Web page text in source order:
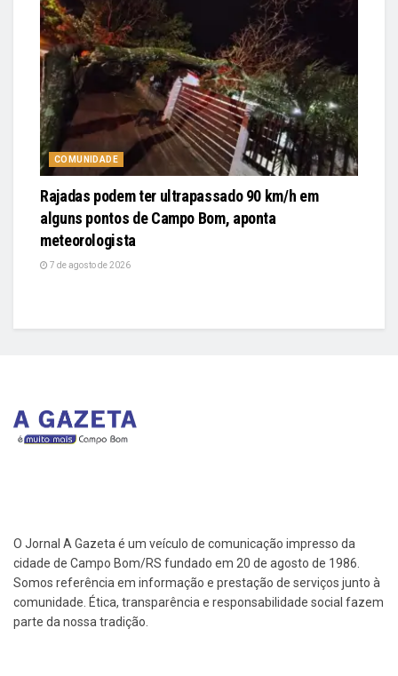
COMUNIDADE
Rajadas podem ter ultrapassado 90 km/h em
alguns pontos de Campo Bom, aponta
meteorologista
7 de agosto de 2026
O Jornal A Gazeta é um veículo de comunicação impresso da
cidade de Campo Bom/RS fundado em 20 de agosto de 1986.
Somos referência em informação e prestação de serviços junto à
comunidade. Ética, transparência e responsabilidade social fazem
parte da nossa tradição.